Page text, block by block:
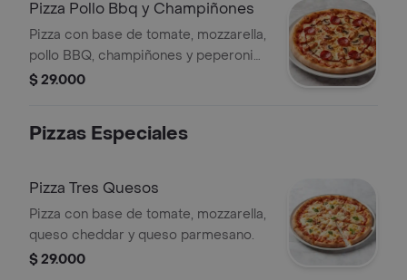
Pizza Pollo Bbq y Champiñones
Pizza con base de tomate, mozzarella,
pollo BBQ, champiñones y peperoni
decorativo.
$ 29.000
Pizzas Especiales
Pizza Tres Quesos
Pizza con base de tomate, mozzarella,
queso cheddar y queso parmesano.
$ 29.000